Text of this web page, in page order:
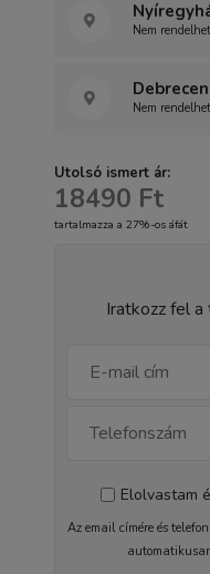
Nem
Nem
Utolsó ismert ár:
18490 Ft
tartalmazza a 27%-os áfát
Iratkozz fel
Elolvastam
Az email címére és